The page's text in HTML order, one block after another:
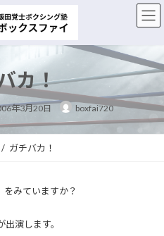
カ！
年3月20日 boxfai720
ガチバカ！
みていますか？
演します。